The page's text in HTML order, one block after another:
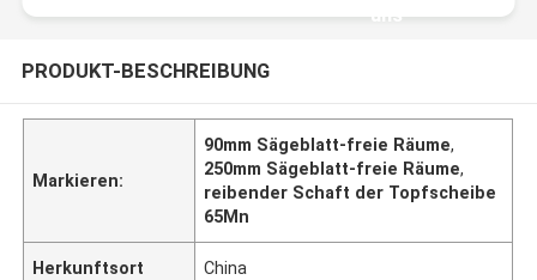
uns
PRODUKT-BESCHREIBUNG
Markieren:
90mm Sägeblatt-freie Räume,
250mm Sägeblatt-freie Räume,
reibender Schaft der Topfscheibe
65Mn
Herkunftsort China